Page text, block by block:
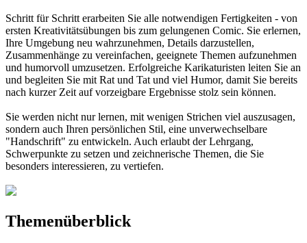
Schritt für Schritt erarbeiten Sie alle notwendigen Fertigkeiten - von
ersten Kreativitätsübungen bis zum gelungenen Comic. Sie erlernen,
Ihre Umgebung neu wahrzunehmen, Details darzustellen,
Zusammenhänge zu vereinfachen, geeignete Themen aufzunehmen
und humorvoll umzusetzen. Erfolgreiche Karikaturisten leiten Sie an
und begleiten Sie mit Rat und Tat und viel Humor, damit Sie bereits
nach kurzer Zeit auf vorzeigbare Ergebnisse stolz sein können.
Sie werden nicht nur lernen, mit wenigen Strichen viel auszusagen,
sondern auch Ihren persönlichen Stil, eine unverwechselbare
"Handschrift" zu entwickeln. Auch erlaubt der Lehrgang,
Schwerpunkte zu setzen und zeichnerische Themen, die Sie
besonders interessieren, zu vertiefen.
Themenüberblick